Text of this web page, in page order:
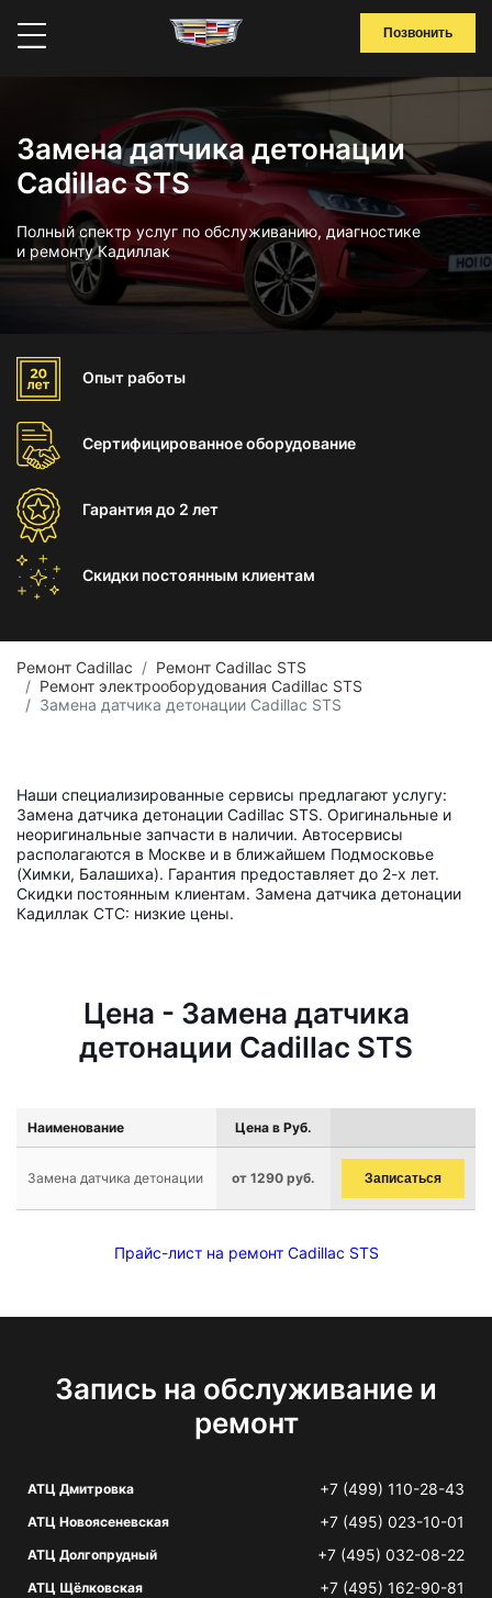
Позвонить
Замена датчика детонации
Cadillac STS
Полный спектр услуг по обслуживанию, диагностике
и ремонту Кадиллак
Опыт работы
Сертифицированноеоборудование
Гарантиядо 2 лет
Скидки постоянным клиентам
Ремонт Cadillac
Ремонт Cadillac STS
Ремонт электрооборудования Cadillac STS
Замена датчика детонации Cadillac STS
Наши специализированные сервисы предлагают услугу:
Замена датчика детонации Cadillac STS. Оригинальные и
неоригинальные запчасти в наличии. Автосервисы
располагаются в Москве и в ближайшем Подмосковье
(Химки, Балашиха). Гарантия предоставляет до 2-х лет.
Скидки постоянным клиентам. Замена датчика детонации
Кадиллак СТС: низкие цены.
Цена - Замена датчика
детонации Cadillac STS
Наименование Цена в Руб.
Замена датчика детонации от 1290 руб. Записаться
Прайс-лист на ремонт Cadillac STS
Запись на обслуживание и
ремонт
АТЦ Дмитровка +7 (499) 110-28-43
АТЦ Новоясеневская +7 (495) 023-10-01
АТЦ Долгопрудный +7 (495) 032-08-22
АТЦ Щёлковская +7 (495) 162-90-81